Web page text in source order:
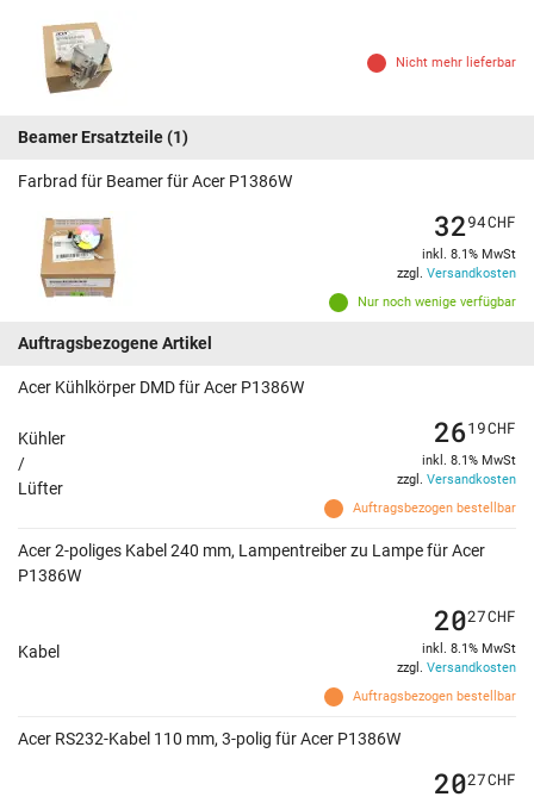
Nicht mehr lieferbar
Beamer Ersatzteile(1)
Farbrad für Beamer für Acer P1386W
Nur noch wenige verfügbar
3294CHF
inkl. 8.1% MwSt
zzgl. Versandkosten
Auftragsbezogene Artikel
Acer Kühlkörper DMD für Acer P1386W
Kühler
/
Lüfter
Auftragsbezogen bestellbar
2619CHF
inkl. 8.1% MwSt
zzgl. Versandkosten
Acer 2-poliges Kabel 240 mm, Lampentreiber zu Lampe für Acer
P1386W
Kabel
Auftragsbezogen bestellbar
2027CHF
inkl. 8.1% MwSt
zzgl. Versandkosten
Acer RS232-Kabel 110 mm, 3-polig für Acer P1386W
2027CHF